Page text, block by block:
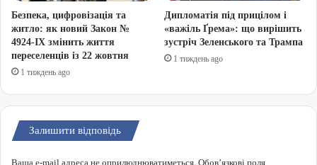
Безпека, цифровізація та
житло: як новий Закон №
4924-IX змінить життя
переселенців із 22 жовтня
1 тиждень ago
Дипломатія під прицілом і
«важіль Ґрема»: що вирішить
зустріч Зеленського та Трампа
1 тиждень ago
Залишити відповідь
Ваша e-mail адреса не оприлюднюватиметься. Обов’язкові поля